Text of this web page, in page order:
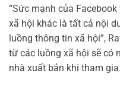
“Sức mạnh của
xã hội khác là tất cả nội
luồng thông tin xã hội”,
từ các luồng xã hội sẽ có
nhà xuất bản khi tham